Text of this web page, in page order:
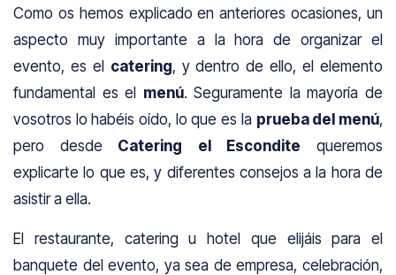
Como os hemos explicado en anteriores ocasiones, un
aspecto muy importante a la hora de organizar el
evento, es el catering, y dentro de ello, el elemento
fundamental es el menú. Seguramente la mayoría de
vosotros lo habéis oído, lo que es la prueba del menú,
pero desde Catering el Escondite queremos
explicarte lo que es, y diferentes consejos a la hora de
asistir a ella.
El restaurante, catering u hotel que elijáis para el
banquete del evento, ya sea de empresa, celebración,